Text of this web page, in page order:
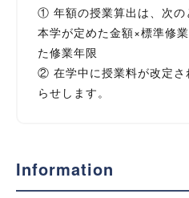
① 年額の授業算出は、次の
本学が定めた金額×標準修
た修業年限
② 在学中に授業料が改定さ
らせします。
Information